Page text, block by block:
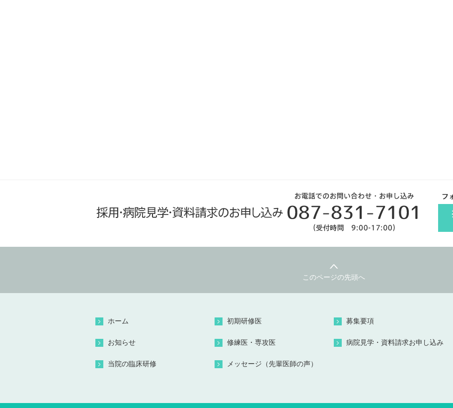
このページの先頭へ
ホーム
お知らせ
当院の臨床研修
初期研修医
修練医・専攻医
メッセージ（先輩医師の声）
募集要項
病院見学・資料請求お申し込み